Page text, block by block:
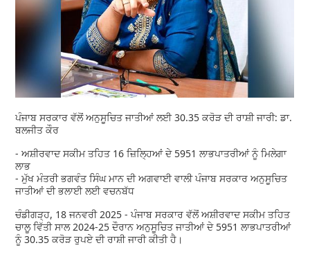
ਪੰਜਾਬ ਸਰਕਾਰ ਵੱਲੋਂ ਅਨੁਸੂਚਿਤ ਜਾਤੀਆਂ ਲਈ 30.35 ਕਰੋੜ ਦੀ ਰਾਸ਼ੀ ਜਾਰੀ: ਡਾ.
ਬਲਜੀਤ ਕੌਰ
- ਅਸ਼ੀਰਵਾਦ ਸਕੀਮ ਤਹਿਤ 16 ਜ਼ਿਲ੍ਹਿਆਂ ਦੇ 5951 ਲਾਭਪਾਤਰੀਆਂ ਨੂੰ ਮਿਲੇਗਾ
ਲਾਭ
- ਮੁੱਖ ਮੰਤਰੀ ਭਗਵੰਤ ਸਿੰਘ ਮਾਨ ਦੀ ਅਗਵਾਈ ਵਾਲੀ ਪੰਜਾਬ ਸਰਕਾਰ ਅਨੁਸੂਚਿਤ
ਜਾਤੀਆਂ ਦੀ ਭਲਾਈ ਲਈ ਵਚਨਬੱਧ
ਚੰਡੀਗੜ੍ਹ, 18 ਜਨਵਰੀ 2025 - ਪੰਜਾਬ ਸਰਕਾਰ ਵੱਲੋਂ ਅਸ਼ੀਰਵਾਦ ਸਕੀਮ ਤਹਿਤ
ਚਾਲੂ ਵਿੱਤੀ ਸਾਲ 2024-25 ਦੌਰਾਨ ਅਨੁਸੂਚਿਤ ਜਾਤੀਆਂ ਦੇ 5951 ਲਾਭਪਾਤਰੀਆਂ
ਨੂੰ 30.35 ਕਰੋੜ ਰੁਪਏ ਦੀ ਰਾਸ਼ੀ ਜਾਰੀ ਕੀਤੀ ਹੈ।